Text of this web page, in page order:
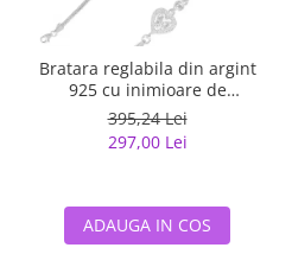
Bratara reglabila din argint
925 cu inimioare de
zirconii
395,24 Lei
297,00 Lei
ADAUGA IN COS